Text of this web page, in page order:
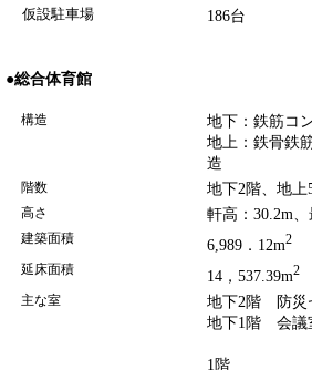
仮設駐車場 186台
●総合体育館
構造
地下：鉄筋コ
地上：鉄骨鉄
造
階数 地下2階、地上
高さ 軒高：30.2m
建築面積 6,989．12m2
延床面積
14，537.39m2
主な室
地下2階 防災
地下1階 会議
1階